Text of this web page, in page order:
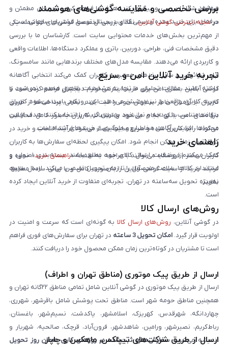
می‌شود.
سفارش شما را بررسی و پیگیری کند. هدف ما فراهم کردن تجربه‌ای مطمئن و
حرفه‌ای برای خرید عمده و رسمی کالای دیجیتال توسط مشتریان سازمانی است.
بررسی تخصصی و مقایسه گوشی‌های هوشمند
درمجله اینترنتی گوشی آنلاین، نقد و بررسی تخصصی گوشی‌های هوشمند یکی
از مهم‌ترین بخش‌های خدمات محتوایی سایت است. کارشناسان ما با بررسی
دقیق مشخصات فنی، طراحی، دوربین، باتری و عملکرد دستگاه‌ها، اطلاعات واقعی
و کاربردی ارائه می‌دهند. مقایسه مدل‌های مختلف برندهایی مانند سامسونگ،
اپل، شیائومی و سایر برندهای معتبر به کاربران کمک می‌کند انتخابی آگاهانه
داشته باشند. مقالات تحلیلی ما تنها به مشخصات ظاهری محدود نمی‌شود و
تجربه کاربری واقعی را نیز پوشش می‌دهد. این رویکرد باعث می‌شود کاربران
بتوانند متناسب با بودجه و نیاز خود بهترین گزینه را انتخاب کنند. هدف از این
محتواها، افزایش آگاهی مخاطبان و جلوگیری از خریدهای اشتباه است.
تجربه خرید آنلاین امن و سریع
گوشی آنلاین بستری امن برای خرید اینترنتی لوازم دیجیتال فراهم کرده است تا
کاربران با آرامش خاطر سفارش خود را ثبت کنند. تمامی پرداخت‌ها از طریق
درگاه‌های امن بانکی انجام می‌شود و اطلاعات کاربران به‌طور کامل محافظت
می‌گردد. رابط کاربری ساده و سریع سایت باعث می‌شود فرآیند انتخاب و خرید در
کوتاه‌ترین زمان ممکن انجام شود. امکان پیگیری لحظه‌ای سفارش‌ها به کاربران
کمک می‌کند از وضعیت ارسال کالای خود مطلع باشند. بسته‌بندی اصولی و
استاندارد کالاها، سلامت محصول را تا زمان تحویل تضمین می‌کند. ارسال سریع،
به‌ویژه تحویل سه‌ساعته در تهران، تجربه‌ای متفاوت از خرید آنلاین ایجاد کرده
است.
راهنمای خرید
کاربران محترم فروشگاه می‌توانند با مراجعه به صفحه «راهنمای خرید»، نحوه و
فرایند خرید از سایت گوشی آنلاین را به‌صورت کامل و با زبانی ساده مطالعه
نمایند.
روش‌های ارسال کالا
در گوشی آنلاین، روش‌های ارسال کالا به گونه‌ای است که سرعت و امنیت در
اولویت قرار گیرد. امکان تحویل 3 ساعته
در تهران برای سفارش‌های فوری فراهم
است تا مشتریان در کوتاه‌ترین زمان ممکن محصول خود را دریافت کنند.
ارسال از طریق پیک موتوری (مناطق تهران و اطراف)
ارسال از طریق پیک موتوری در گوشی آنلاین شامل تمامی مناطق ۲۲گانه تهران و
همچنین مناطق حومه شهر است. مناطق تحت پوشش شامل باقرشهر، شهرری،
چهاردانگه، شهرقدس، کهریزک، اسلامشهر، پاکدشت، نسیم‌شهر، باغستان،
رباط‌کریم، نصیرشهر، ورامین، شاهدشهر، فرون‌آباد، قرچک، صالحیه، شهریار و
اندیشه می‌شود. سفارش‌های ثبت‌شده در روزهای کاری همان روز تحویل
ارسال از طریق شرکت‌های تیپاکس، ماهکس و چاپار